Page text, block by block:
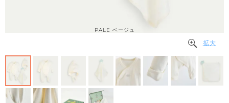
PALE ベージュ
拡大